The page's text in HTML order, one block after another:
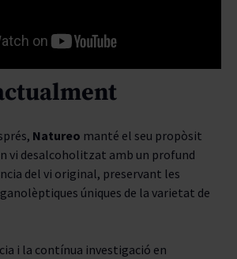
Natureo manté el seu propòsit
vi desalcoholitzat amb un profund
del vi original, preservant les
úniques de la varietat de
i la contínua investigació en